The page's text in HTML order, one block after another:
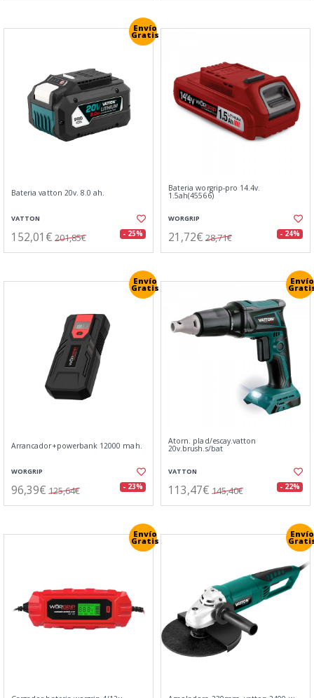
Envío
Gratis
Bateria vatton 20v. 8.0 ah.
VATTON
152,01€ 201,85€ - 25%
Bateria worgrip-pro 14.4v.
1.5ah(45566)
WORGRIP
21,72€ 28,71€ - 24%
Envío
Gratis
Arrancador+powerbank 12000 mah.
WORGRIP
96,39€ 125,64€ - 23%
Envío
Atorn. plad/escay.vatton
20v.brush.s/bat
VATTON
113,47€ 145,40€ - 22%
Envío
Gratis
Envío